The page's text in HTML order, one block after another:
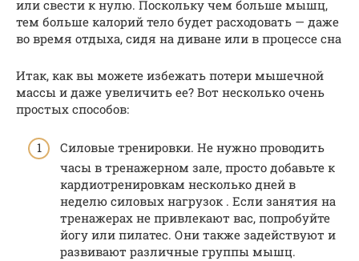
или свести к нулю. Поскольку чем больше мышц,
тем больше калорий тело будет расходовать — даже
во время отдыха, сидя на диване или в процессе сна
Итак, как вы можете избежать потери мышечной
массы и даже увеличить ее? Вот несколько очень
простых способов:
Силовые тренировки. Не нужно проводить
часы в тренажерном зале, просто добавьте к
кардиотренировкам несколько дней в
неделю силовых нагрузок . Если занятия на
тренажерах не привлекают вас, попробуйте
йогу или пилатес. Они также задействуют и
развивают различные группы мышц.